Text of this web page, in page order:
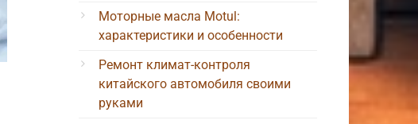
Моторные масла Motul:
характеристики и особенности
Ремонт климат-контроля
китайского автомобиля своими
руками